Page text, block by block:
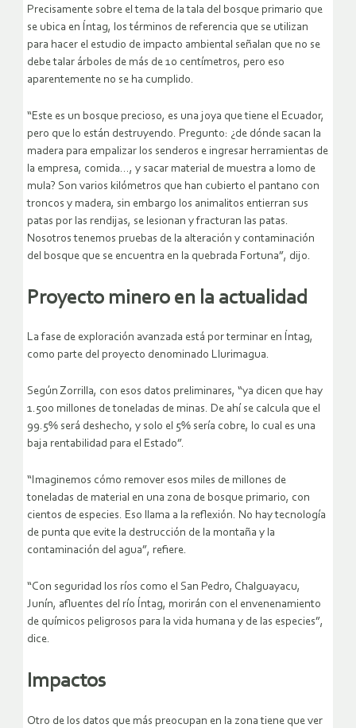
Precisamente sobre el tema de la tala del bosque primario que
se ubica en Íntag, los términos de referencia que se utilizan
para hacer el estudio de impacto ambiental señalan que no se
debe talar árboles de más de 10 centímetros, pero eso
aparentemente no se ha cumplido.
“Este es un bosque precioso, es una joya que tiene el Ecuador,
pero que lo están destruyendo. Pregunto: ¿de dónde sacan la
madera para empalizar los senderos e ingresar herramientas de
la empresa, comida…, y sacar material de muestra a lomo de
mula? Son varios kilómetros que han cubierto el pantano con
troncos y madera, sin embargo los animalitos entierran sus
patas por las rendijas, se lesionan y fracturan las patas.
Nosotros tenemos pruebas de la alteración y contaminación
del bosque que se encuentra en la quebrada Fortuna”, dijo.
Proyecto minero en la actualidad
La fase de exploración avanzada está por terminar en Íntag,
como parte del proyecto denominado Llurimagua.
Según Zorrilla, con esos datos preliminares, “ya dicen que hay
1.500 millones de toneladas de minas. De ahí se calcula que el
99.5% será deshecho, y solo el 5% sería cobre, lo cual es una
baja rentabilidad para el Estado”.
“Imaginemos cómo remover esos miles de millones de
toneladas de material en una zona de bosque primario, con
cientos de especies. Eso llama a la reflexión. No hay tecnología
de punta que evite la destrucción de la montaña y la
contaminación del agua”, refiere.
“Con seguridad los ríos como el San Pedro, Chalguayacu,
Junín, afluentes del río Íntag, morirán con el envenenamiento
de químicos peligrosos para la vida humana y de las especies”,
dice.
Impactos
Otro de los datos que más preocupan en la zona tiene que ver